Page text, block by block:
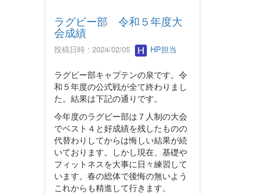
ラグビー部 令和５年度大
会成績
投稿日時 : 2024/02/05 HP担当
ラグビー部キャプテンの泉です。令
和５年度の公式戦が全て終わりまし
た。結果は下記の通りです。
今年度のラグビー部は７人制の大会
でベスト４と好成績を残したものの
代替わりしてからは悔しい結果が続
いております。しかし現在、基礎や
フィットネスを大事に日々練習して
います。春の総体で後悔の無いよう
これからも精進して行きます。